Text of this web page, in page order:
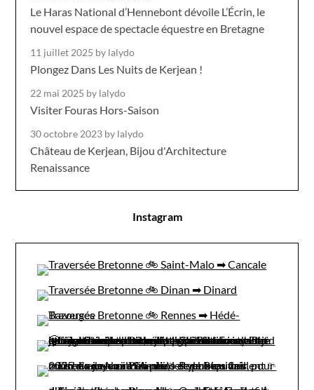
Le Haras National d’Hennebont dévoile L’Écrin, le
nouvel espace de spectacle équestre en Bretagne
11 juillet 2025 by lalydo
Plongez Dans Les Nuits de Kerjean !
22 mai 2025 by lalydo
Visiter Fouras Hors-Saison
30 octobre 2023 by lalydo
Château de Kerjean, Bijou d'Architecture
Renaissance
Instagram